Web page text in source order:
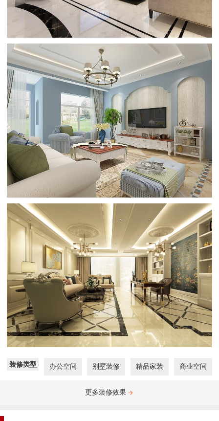
装修类型 办公空间 别墅装修 精品家装 商业空间
更多装修效果